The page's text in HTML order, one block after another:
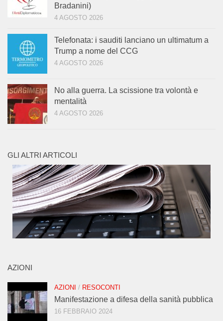
Bradanini)
4 AGOSTO 2026
Telefonata: i sauditi lanciano un ultimatum a
Trump a nome del CCG
4 AGOSTO 2026
No alla guerra. La scissione tra volontà e
mentalità
4 AGOSTO 2026
GLI ALTRI ARTICOLI
AZIONI
AZIONI / RESOCONTI
Manifestazione a difesa della sanità pubblica
16 FEBBRAIO 2024